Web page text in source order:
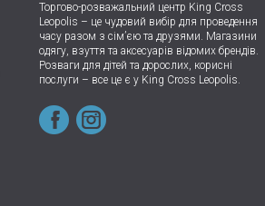
Торгово-розважальний центр King Cross
Leopolis – це чудовий вибір для проведення
часу разом з сім’єю та друзями. Магазини
одягу, взуття та аксесуарів відомих брендів.
Розваги для дітей та дорослих, корисні
послуги – все це є у King Cross Leopolis.